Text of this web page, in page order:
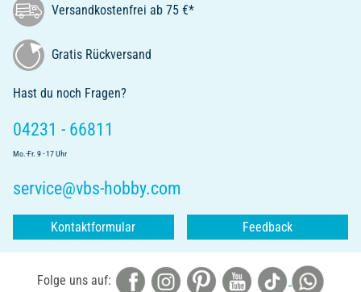
Versandkostenfrei ab 75 €*
Gratis Rückversand
Hast du noch Fragen?
04231 - 66811
Mo.-Fr. 9 - 17 Uhr
service@vbs-hobby.com
Kontaktformular Feedback
Folge uns auf: